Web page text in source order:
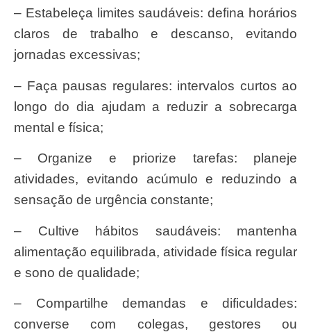
– Estabeleça limites saudáveis: defina horários
claros de trabalho e descanso, evitando
jornadas excessivas;
– Faça pausas regulares: intervalos curtos ao
longo do dia ajudam a reduzir a sobrecarga
mental e física;
– Organize e priorize tarefas: planeje
atividades, evitando acúmulo e reduzindo a
sensação de urgência constante;
– Cultive hábitos saudáveis: mantenha
alimentação equilibrada, atividade física regular
e sono de qualidade;
– Compartilhe demandas e dificuldades:
converse com colegas, gestores ou